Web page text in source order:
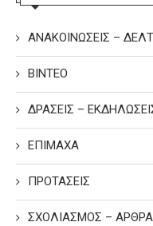
ΑΝΑΚΟΙΝΩΣΕΙΣ –
ΒΙΝΤΕΟ
ΔΡΑΣΕΙΣ –
ΕΠΙΜΑΧΑ
ΠΡΟΤΑΣΕΙΣ
ΣΧΟΛΙΑΣΜΟΣ – ΑΡΘΡΑ